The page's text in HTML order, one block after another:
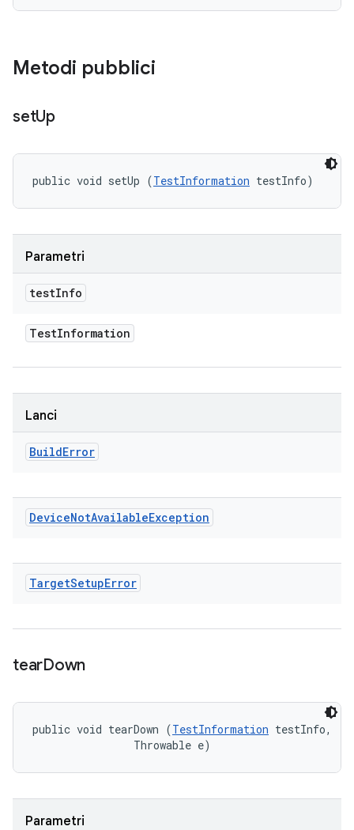
Metodi pubblici
setUp
public void setUp (TestInformation testInfo)
Parametri
testInfo
TestInformation
Lanci
BuildError
DeviceNotAvailableException
TargetSetupError
tearDown
public void tearDown (TestInformation testInfo,
                Throwable e)
Parametri